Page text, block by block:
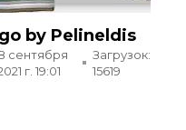
by Pelineldis
сентября
г. 19:01
Загрузок:
15619